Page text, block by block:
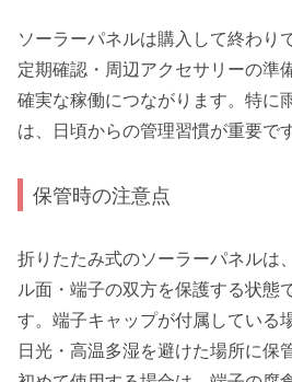
ソーラーパネルは購入して終わり
定期確認・周辺アクセサリーの準
確実な稼働につながります。特に
は、日頃からの管理習慣が重要です
保管時の注意点
折りたたみ式のソーラーパネルは
ル面・端子の双方を保護する状態
す。端子キャップが付属している
日光・高温多湿を避けた場所に保